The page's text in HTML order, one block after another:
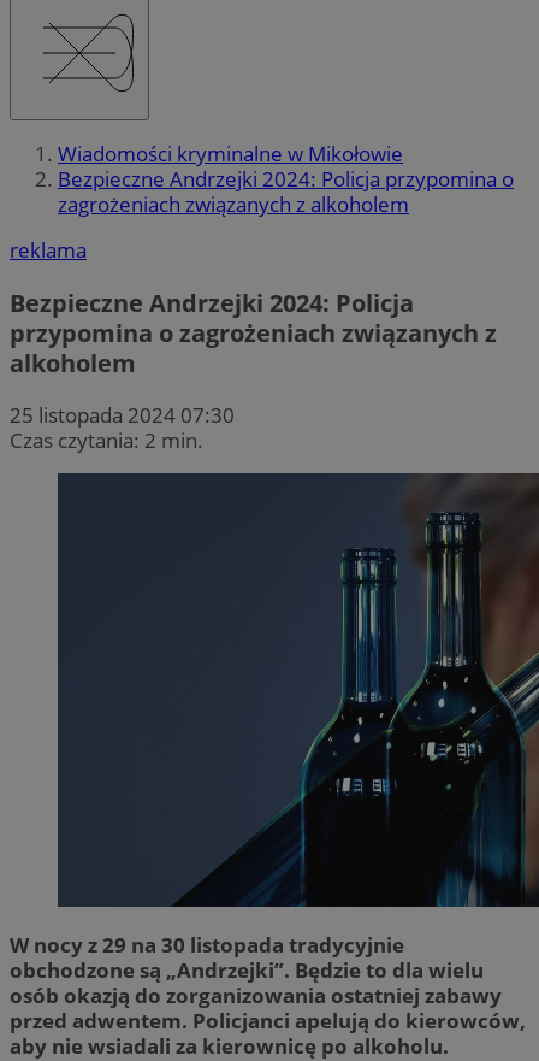
Wiadomości kryminalne w Mikołowie
Bezpieczne Andrzejki 2024: Policja przypomina o
zagrożeniach związanych z alkoholem
reklama
Bezpieczne Andrzejki 2024: Policja
przypomina o zagrożeniach związanych z
alkoholem
25 listopada 2024 07:30
Czas czytania: 2 min.
W nocy z 29 na 30 listopada tradycyjnie
obchodzone są „Andrzejki”. Będzie to dla wielu
osób okazją do zorganizowania ostatniej zabawy
przed adwentem. Policjanci apelują do kierowców,
aby nie wsiadali za kierownicę po alkoholu.